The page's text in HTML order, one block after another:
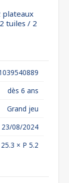
plateaux
tuiles / 2
dès 6 ans
Grand jeu
23/08/2024
× P 5.2